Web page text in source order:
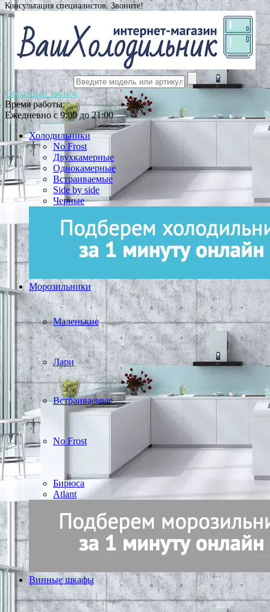
Консультация специалистов. Звоните!
Обратный звонок
Время работы:
Ежедневно с 9:00 до 21:00
Холодильники
No Frost
Двухкамерные
Однокамерные
Встраиваемые
Side by side
Черные
Морозильники
Маленькие
Лари
Встраиваемые
No Frost
Бирюса
Atlant
Винные шкафы